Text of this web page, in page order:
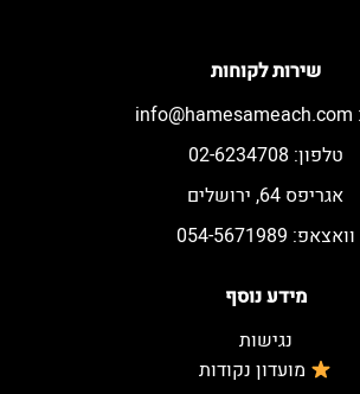
מידע נוסף
נגישות
מועדון נקודות
שירות לקוחות
info@hamesameach.com
טלפון: 02-6234708
אגריפס 64, ירושלים
וואצאפ: 054-5671989